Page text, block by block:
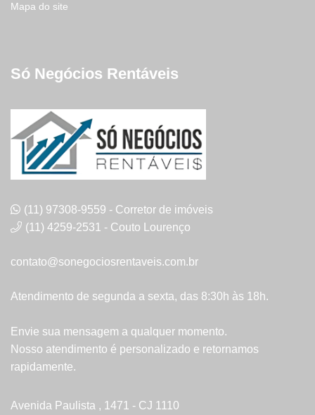
Mapa do site
Só Negócios Rentáveis
(11) 97308-9559 - Corretor de imóveis
(11) 4259-2531 - Couto Lourenço
contato@sonegociosrentaveis.com.br
Atendimento de segunda a sexta, das 8:30h às 18h.
Envie sua mensagem a qualquer momento.
Nosso atendimento é personalizado e retornamos
rapidamente.
Avenida Paulista , 1471 - CJ 1110